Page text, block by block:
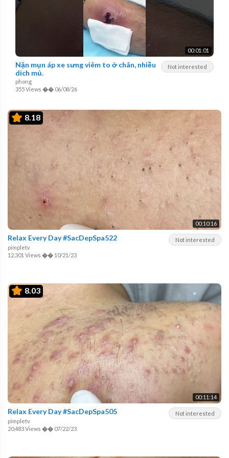
00:01:01
Not interested
Nặn mụn áp xe sưng viêm to ở chân, nhiều
dịch mủ.
phong
355 Views �� 06/08/26
8.18
00:10:16
Not interested
Relax Every Day #SacDepSpa522
pimpletv
12,301 Views �� 10/21/23
8.03
00:11:14
Not interested
Relax Every Day #SacDepSpa505
pimpletv
20,483 Views �� 07/22/23